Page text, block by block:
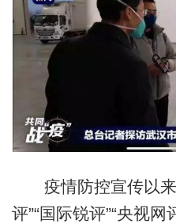
疫情防控宣传以
评”“国际锐评”“央视